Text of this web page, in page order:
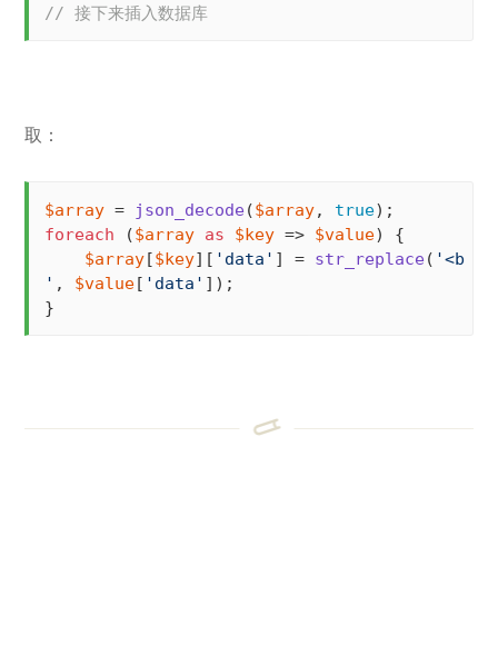
// 接下来插入数据库
取：
$array = json_decode($array, true
foreach ($array as $key => $value) {
$array[$key][ 'data' ] = str_replace( '<br>'
' , $value[ 'data' ]);
}